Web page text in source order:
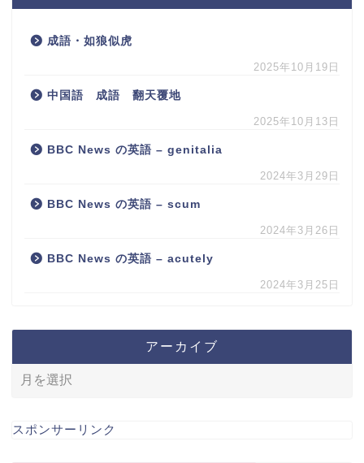
成語・如狼似虎
2025年10月19日
中国語 成語 翻天覆地
2025年10月13日
BBC News の英語 – genitalia
2024年3月29日
BBC News の英語 – scum
2024年3月26日
BBC News の英語 – acutely
2024年3月25日
アーカイブ
スポンサーリンク